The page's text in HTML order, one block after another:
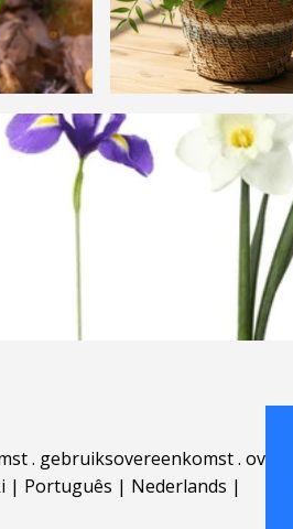
. gebruiksovereenkomst. over
| Português | Nederlands |